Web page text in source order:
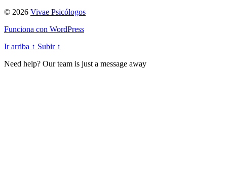
© 2026 Vivae Psicólogos
Funciona con WordPress
Ir arriba ↑ Subir ↑
Need help? Our team is just a message away